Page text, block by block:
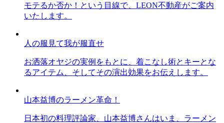
モテるか否か！という目線で、LEON不動産がご案内
いたします。
人の服見て我が服直せ
お洒落オヤジの実例をもとに、着こなし術とキーとな
るアイテム、そしてその演出効果をお伝えします。
山本益博のラーメン革命！
日本初の料理評論家、山本益博さんはいま、ラーメン